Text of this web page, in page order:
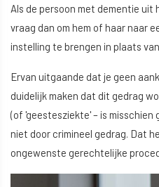
Als de persoon met dementie
vraag dan om hem of haar naar
instelling te brengen in plaats
Ervan uitgaande dat je geen
duidelijk maken dat dit gedrag
(of 'geestesziekte' – is misschien
niet door crimineel gedrag. Dat
ongewenste gerechtelijke